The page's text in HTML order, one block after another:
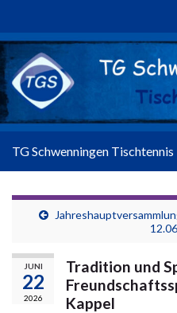
Search for:
TG Schwenningen Tischtennis
JUNI
22
2026
Tradition und
Kappel